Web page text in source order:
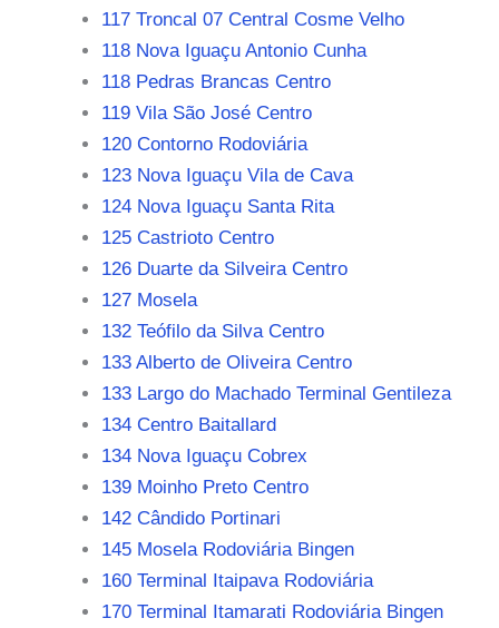
117 Troncal 07 Central Cosme Velho
118 Nova Iguaçu Antonio Cunha
118 Pedras Brancas Centro
119 Vila São José Centro
120 Contorno Rodoviária
123 Nova Iguaçu Vila de Cava
124 Nova Iguaçu Santa Rita
125 Castrioto Centro
126 Duarte da Silveira Centro
127 Mosela
132 Teófilo da Silva Centro
133 Alberto de Oliveira Centro
133 Largo do Machado Terminal Gentileza
134 Centro Baitallard
134 Nova Iguaçu Cobrex
139 Moinho Preto Centro
142 Cândido Portinari
145 Mosela Rodoviária Bingen
160 Terminal Itaipava Rodoviária
170 Terminal Itamarati Rodoviária Bingen